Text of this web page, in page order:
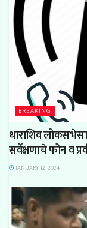
BREAKING
धाराशिव
सर्वेक्षणाचे फोन व
JANUARY 12, 2024